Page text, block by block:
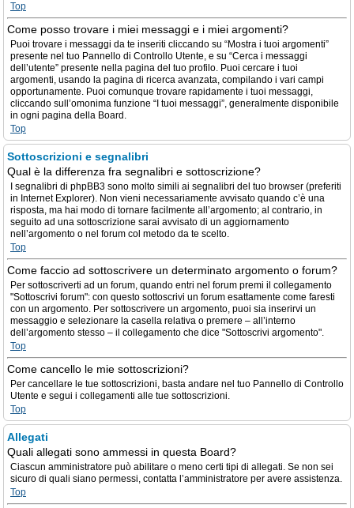
Top
Come posso trovare i miei messaggi e i miei argomenti?
Puoi trovare i messaggi da te inseriti cliccando su “Mostra i tuoi argomenti”
presente nel tuo Pannello di Controllo Utente, e su “Cerca i messaggi
dell’utente” presente nella pagina del tuo profilo. Puoi cercare i tuoi
argomenti, usando la pagina di ricerca avanzata, compilando i vari campi
opportunamente. Puoi comunque trovare rapidamente i tuoi messaggi,
cliccando sull’omonima funzione “I tuoi messaggi”, generalmente disponibile
in ogni pagina della Board.
Top
Sottoscrizioni e segnalibri
Qual è la differenza fra segnalibri e sottoscrizione?
I segnalibri di phpBB3 sono molto simili ai segnalibri del tuo browser (preferiti
in Internet Explorer). Non vieni necessariamente avvisato quando c’è una
risposta, ma hai modo di tornare facilmente all’argomento; al contrario, in
seguito ad una sottoscrizione sarai avvisato di un aggiornamento
nell’argomento o nel forum col metodo da te scelto.
Top
Come faccio ad sottoscrivere un determinato argomento o forum?
Per sottoscriverti ad un forum, quando entri nel forum premi il collegamento
"Sottoscrivi forum": con questo sottoscrivi un forum esattamente come faresti
con un argomento. Per sottoscrivere un argomento, puoi sia inserirvi un
messaggio e selezionare la casella relativa o premere – all’interno
dell’argomento stesso – il collegamento che dice "Sottoscrivi argomento".
Top
Come cancello le mie sottoscrizioni?
Per cancellare le tue sottoscrizioni, basta andare nel tuo Pannello di Controllo
Utente e segui i collegamenti alle tue sottoscrizioni.
Top
Allegati
Quali allegati sono ammessi in questa Board?
Ciascun amministratore può abilitare o meno certi tipi di allegati. Se non sei
sicuro di quali siano permessi, contatta l’amministratore per avere assistenza.
Top